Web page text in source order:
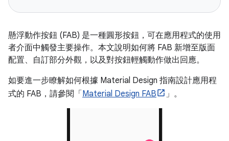
懸浮動作按鈕 (FAB) 是一種圓形按鈕，可在應用程式的使用
者介面中觸發主要操作。本文說明如何將 FAB 新增至版面
配置、自訂部分外觀，以及對按鈕輕觸動作做出回應。
如要進一步瞭解如何根據 Material Design 指南設計應用程
式的 FAB，請參閱「 Material Design FAB 」。